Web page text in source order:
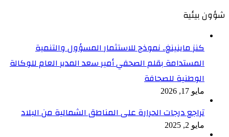
شؤون بيئية
كنز ماينينغ.. نموذج للاستثمار المسؤول والتنمية
المستدامة بقلم الصحفي أمير سعد المدير العام للوكالة
الوطنية للصحافة
مايو 17, 2026
تراجع درجات الحرارة على المناطق الشمالية من البلاد
مايو 2, 2025